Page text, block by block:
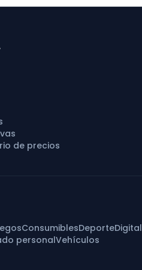
de precios
ConsumiblesDeporteDigital
personalVehículos